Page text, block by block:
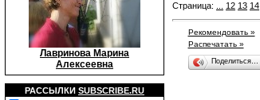
Лавринова Марина
Алексеевна
РАССЫЛКИ SUBSCRIBE.RU
Страница: 12 13 14
Рекомендовать »
Распечатать »
Поделиться…